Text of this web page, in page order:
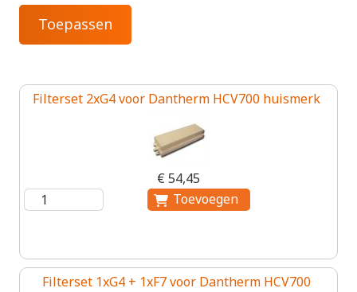
Filterset 2xG4 voor Dantherm HCV700 huismerk
€ 54,45
Filterset 1xG4 + 1xF7 voor Dantherm HCV700